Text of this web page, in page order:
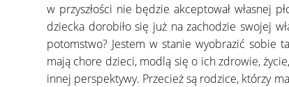
w przyszłości nie będzie akceptował własnej
dziecka dorobiło się już na zachodzie swojej
potomstwo? Jestem w stanie wyobrazić sobie
mają chore dzieci, modlą się o ich zdrowie,
innej perspektywy. Przecież są rodzice, którzy